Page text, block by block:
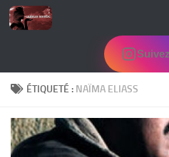
Skip to content
ÉTIQUETÉ : NAÏMA ELIASS